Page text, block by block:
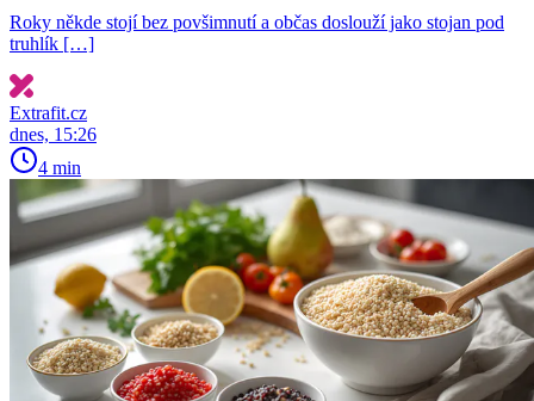
Roky někde stojí bez povšimnutí a občas doslouží jako stojan pod
truhlík […]
Extrafit.cz
dnes, 15:26
4 min